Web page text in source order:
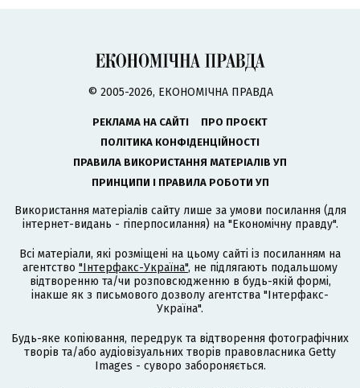
© 2005-2026, ЕКОНОМІЧНА ПРАВДА
РЕКЛАМА НА САЙТІ
ПРО ПРОЄКТ
ПОЛІТИКА КОНФІДЕНЦІЙНОСТІ
ПРАВИЛА ВИКОРИСТАННЯ МАТЕРІАЛІВ УП
ПРИНЦИПИ І ПРАВИЛА РОБОТИ УП
Використання матеріалів сайту лише за умови посилання (для
інтернет-видань - гіперпосилання) на "Економічну правду".
Всі матеріали, які розміщені на цьому сайті із посиланням на
агентство "Інтерфакс-Україна", не підлягають подальшому
відтворенню та/чи розповсюдженню в будь-якій формі,
інакше як з письмового дозволу агентства "Інтерфакс-
Україна".
Будь-яке копіювання, передрук та відтворення фотографічних
творів та/або аудіовізуальних творів правовласника Getty
Images - суворо забороняється.